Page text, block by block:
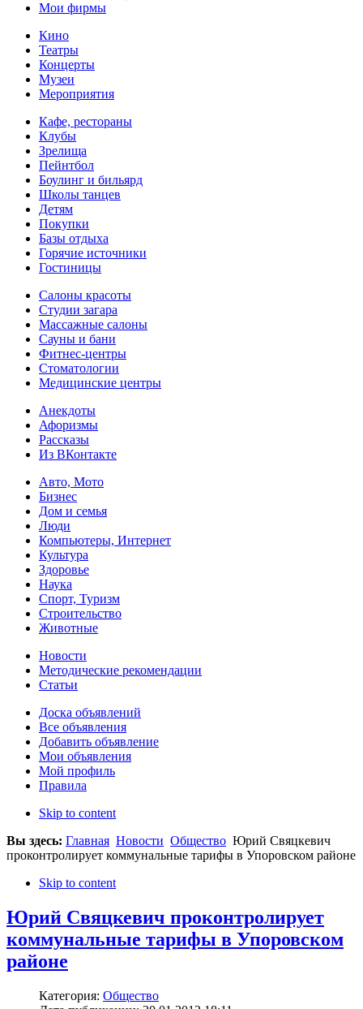
Мои фирмы
Кино
Театры
Концерты
Музеи
Мероприятия
Кафе, рестораны
Клубы
Зрелища
Пейнтбол
Боулинг и бильярд
Школы танцев
Детям
Покупки
Базы отдыха
Горячие источники
Гостиницы
Салоны красоты
Студии загара
Массажные салоны
Сауны и бани
Фитнес-центры
Стоматологии
Медицинские центры
Анекдоты
Афоризмы
Рассказы
Из ВКонтакте
Авто, Мото
Бизнес
Дом и семья
Люди
Компьютеры, Интернет
Культура
Здоровье
Наука
Спорт, Туризм
Строительство
Животные
Новости
Методические рекомендации
Статьи
Доска объявлений
Все объявления
Добавить объявление
Мои объявления
Мой профиль
Правила
Skip to content
Вы здесь: Главная Новости Общество Юрий Свяцкевич
проконтролирует коммунальные тарифы в Упоровском районе
Skip to content
Юрий Свяцкевич проконтролирует
коммунальные тарифы в Упоровском
районе
Категория: Общество